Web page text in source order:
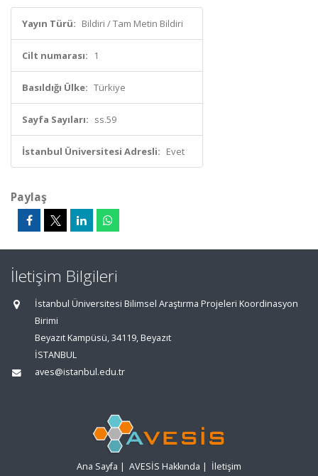
Yayın Türü: Bildiri / Tam Metin Bildiri
Cilt numarası: 1
Basıldığı Ülke: Türkiye
Sayfa Sayıları: ss.59
İstanbul Üniversitesi Adresli: Evet
Paylaş
İletişim Bilgileri
İstanbul Üniversitesi Bilimsel Araştırma Projeleri Koordinasyon
Birimi
Beyazıt Kampüsü, 34119, Beyazıt
İSTANBUL
aves@istanbul.edu.tr
Ana Sayfa | AVESİS Hakkında | İletişim